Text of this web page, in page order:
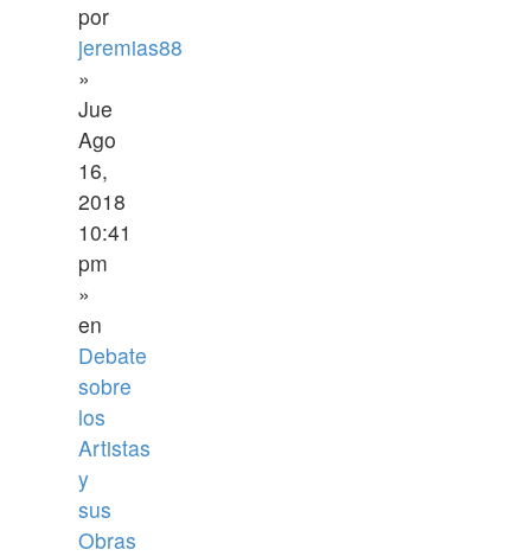
por
jeremias88
»
Jue
Ago
16,
2018
10:41
pm
»
en
Debate
sobre
los
Artistas
y
sus
Obras